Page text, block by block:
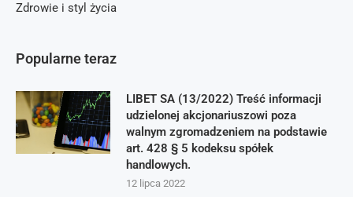
Popularne teraz
LIBET SA (13/2022) Treść informacji
udzielonej akcjonariuszowi poza
walnym zgromadzeniem na podstawie
art. 428 § 5 kodeksu spółek
handlowych.
12 lipca 2022
Zdrowie i styl życia